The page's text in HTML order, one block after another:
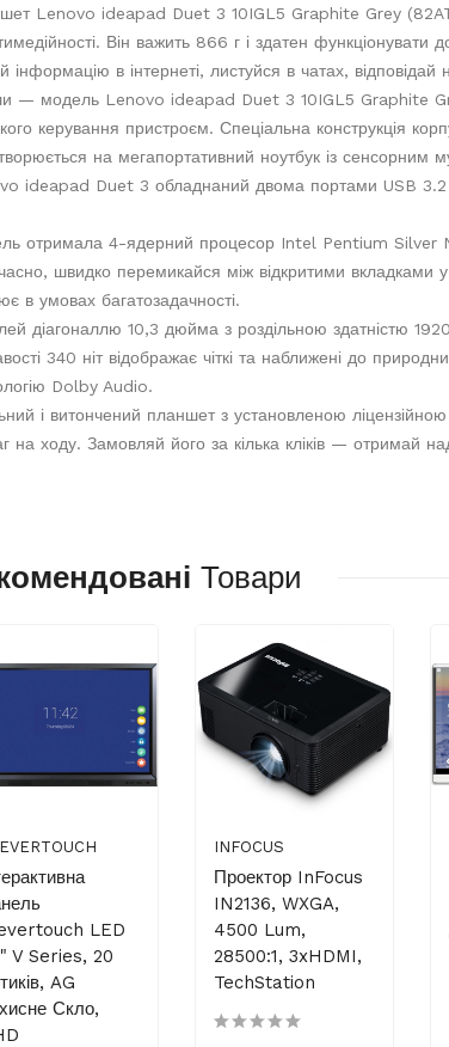
Lenovo ideapad Duet 3 10IGL5 Graphite Grey
Він важить 866 г і здатен функціонувати
інформацію в інтернеті, листуйся в чатах,
— модель Lenovo ideapad Duet 3 10IGL5 Graphite
керування пристроєм. Спеціальна конструкція
на мегапортативний ноутбук із сенсорним
ideapad Duet 3 обладнаний двома портами USB
отримала 4-ядерний процесор Intel Pentium Silver
швидко перемикайся між відкритими
в умовах багатозадачності.
діагоналлю 10,3 дюйма з роздільною здатністю
340 ніт відображає чіткі та наближені до
Dolby Audio.
і витончений планшет з установленою
на ходу. Замовляй його за кілька кліків — отримай
Товари
LED
V Series, 20
AG
Скло,
INFOCUS
Проектор InFocus
IN2136, WXGA,
4500 Lum,
28500:1, 3xHDMI,
TechStation